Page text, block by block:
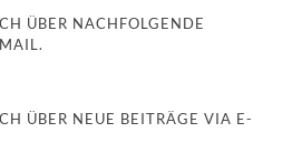
ÜBER NACHFOLGENDE
ÜBER NEUE BEITRÄGE VIA E-